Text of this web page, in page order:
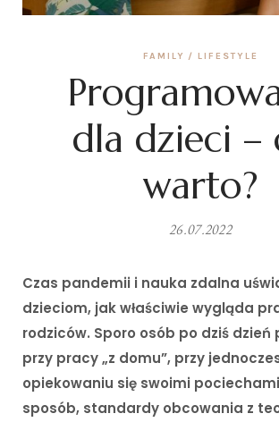
FAMILY LIFESTYLE
dla dzieci –
warto?
26.07.2022
Czas pandemii i nauka zdalna
dzieciom, jak właściwie wygląda
rodziców. Sporo osób po dziś dzień
przy pracy „z domu”, przy
opiekowaniu się swoimi
sposób, standardy obcowania z